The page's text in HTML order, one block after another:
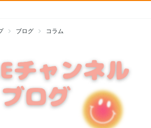
ブログ コラム